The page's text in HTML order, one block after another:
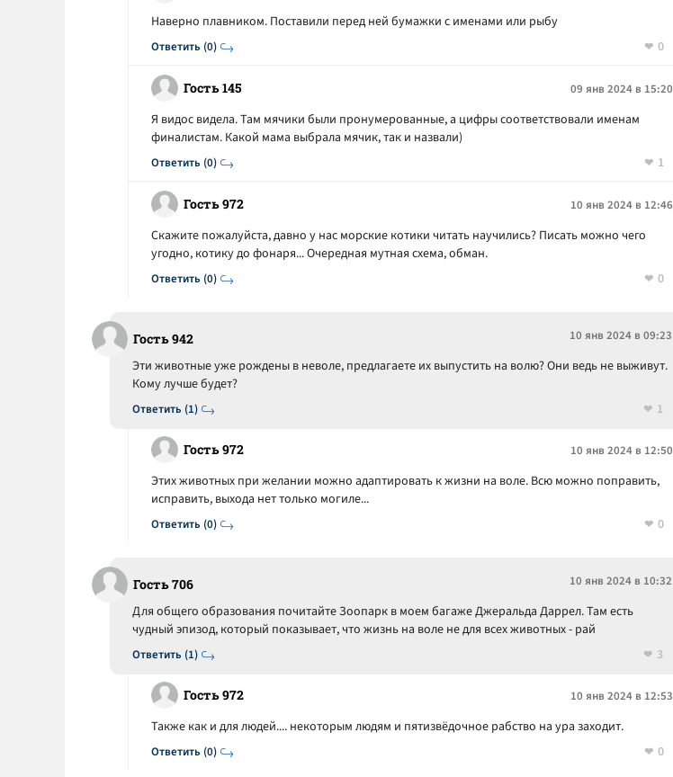
Ответить (0)
Наверно плавником. Поставили перед ней бумажки с именами или рыбу
0
Гость 145 09 янв 2024 в 15:20
Ответить (0)
Я видос видела. Там мячики были пронумерованные, а цифры соответствовали именам
финалистам. Какой мама выбрала мячик, так и назвали)
1
Гость 972 10 янв 2024 в 12:46
Ответить (0)
Скажите пожалуйста, давно у нас морские котики читать научились? Писать можно чего
угодно, котику до фонаря... Очередная мутная схема, обман.
0
Гость 942 10 янв 2024 в 09:23
Ответить (1)
Эти животные уже рождены в неволе, предлагаете их выпустить на волю? Они ведь не выживут.
Кому лучше будет?
1
Гость 972 10 янв 2024 в 12:50
Ответить (0)
Этих животных при желании можно адаптировать к жизни на воле. Всю можно поправить,
исправить, выхода нет только могиле...
0
Гость 706 10 янв 2024 в 10:32
Ответить (1)
Для общего образования почитайте Зоопарк в моем багаже Джеральда Даррел. Там есть
чудный эпизод, который показывает, что жизнь на воле не для всех животных - рай
3
Гость 972 10 янв 2024 в 12:53
Ответить (0)
Также как и для людей.... некоторым людям и пятизвёдочное рабство на ура заходит.
0